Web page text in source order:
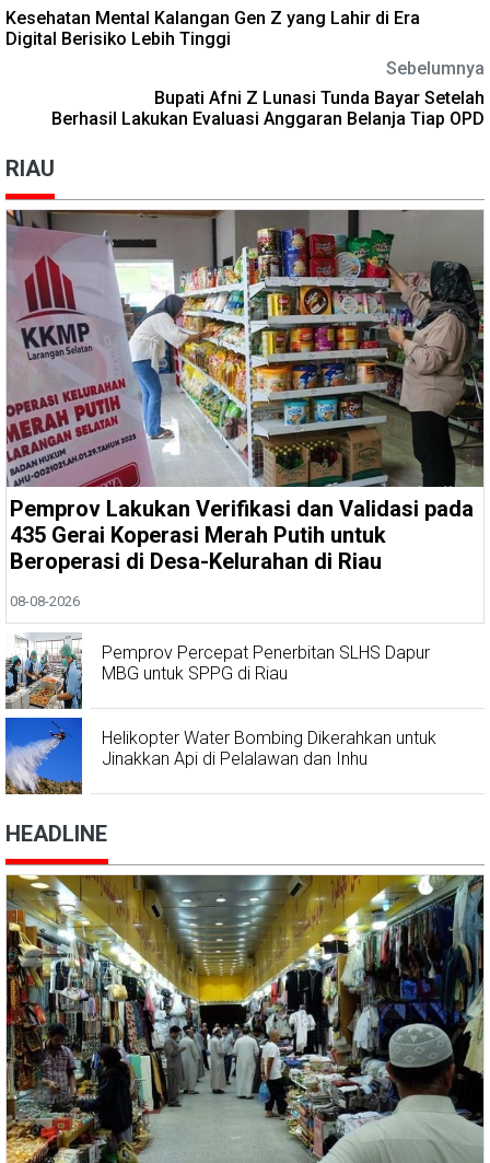
Kesehatan Mental Kalangan Gen Z yang Lahir di Era
Digital Berisiko Lebih Tinggi
Sebelumnya
Bupati Afni Z Lunasi Tunda Bayar Setelah
Berhasil Lakukan Evaluasi Anggaran Belanja Tiap OPD
RIAU
Pemprov Lakukan Verifikasi dan Validasi pada
435 Gerai Koperasi Merah Putih untuk
Beroperasi di Desa-Kelurahan di Riau
08-08-2026
Pemprov Percepat Penerbitan SLHS Dapur
MBG untuk SPPG di Riau
Helikopter Water Bombing Dikerahkan untuk
Jinakkan Api di Pelalawan dan Inhu
HEADLINE